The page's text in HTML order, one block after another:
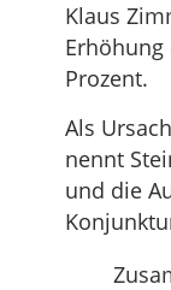
Klaus
Prozent.
Als
nennt
und die